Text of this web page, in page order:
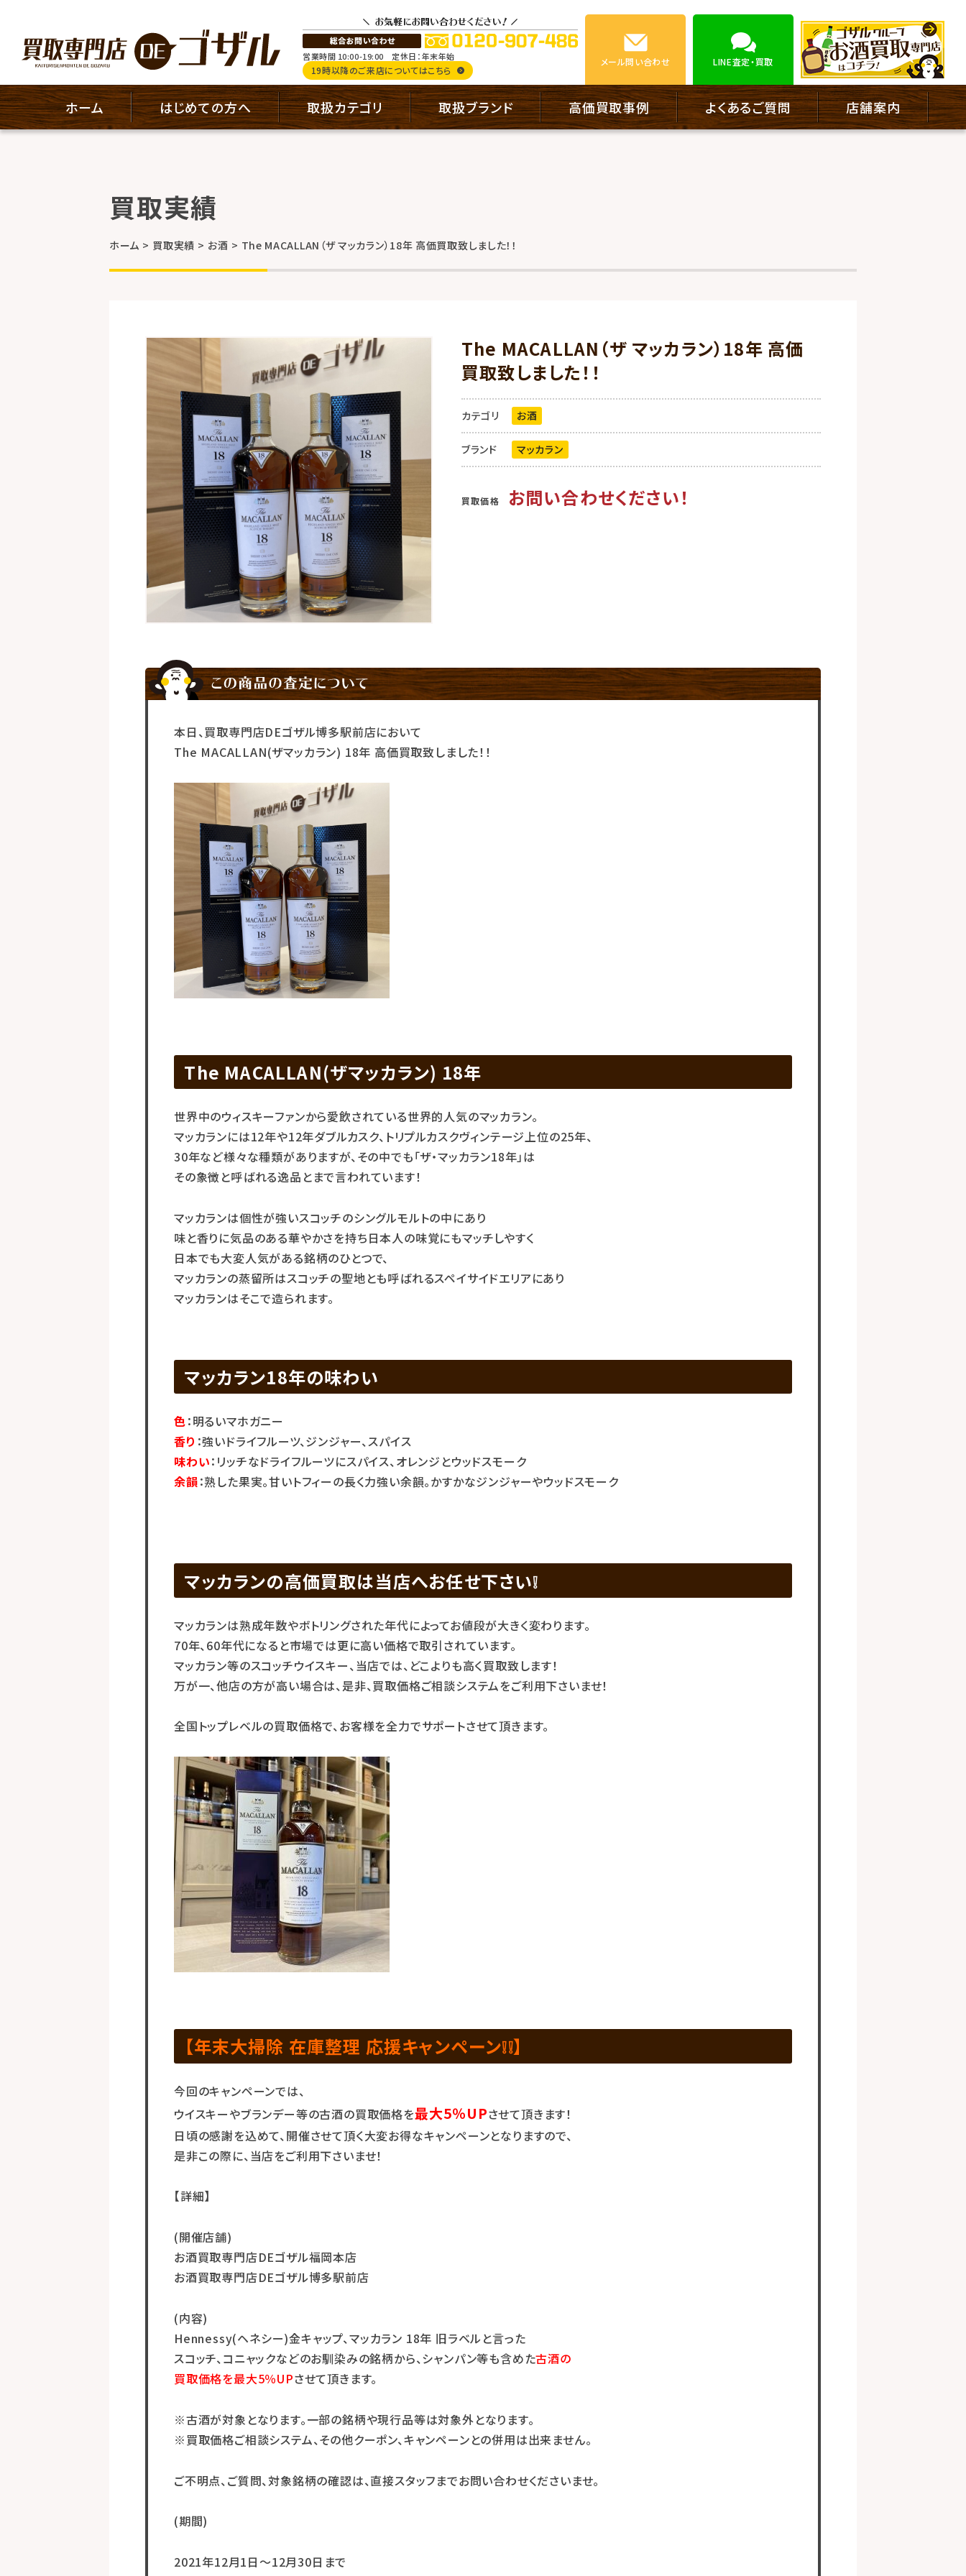
営業時間 10:00-19:00 定休日：年末年始
19時以降のご来店についてはこちら
メール問い合わせ LINE査定・買取
ホーム はじめての方へ 取扱カテゴリ 取扱ブランド 高価買取事例 よくあるご質問 店舗案内
買取実績
ホーム 買取実績 お酒 The MACALLAN（ザ マッカラン）18年 高価買取致しました！！
The MACALLAN（ザ マッカラン）18年 高価
買取致しました！！
カテゴリ お酒
ブランド マッカラン
お問い合わせください！
本日、買取専門店DEゴザル博多駅前店において
The MACALLAN(ザマッカラン) 18年 高価買取致しました！！
The MACALLAN(ザマッカラン) 18年
世界中のウィスキーファンから愛飲されている世界的人気のマッカラン。
マッカランには12年や12年ダブルカスク、トリプルカスクヴィンテージ上位の25年、
30年など様々な種類がありますが、その中でも「ザ・マッカラン18年」は
その象徴と呼ばれる逸品とまで言われています！
マッカランは個性が強いスコッチのシングルモルトの中にあり
味と香りに気品のある華やかさを持ち日本人の味覚にもマッチしやすく
日本でも大変人気がある銘柄のひとつで、
マッカランの蒸留所はスコッチの聖地とも呼ばれるスペイサイドエリアにあり
マッカランはそこで造られます。
マッカラン18年の味わい
色：明るいマホガニー
香り ：強いドライフルーツ、ジンジャー、スパイス
味わい：リッチなドライフルーツにスパイス、オレンジとウッドスモーク
余韻：熟した果実。甘いトフィーの長く力強い余韻。かすかなジンジャーやウッドスモーク
マッカランの高価買取は当店へお任せ下さい❕
マッカランは熟成年数やボトリングされた年代によってお値段が大きく変わります。
70年、60年代になると市場では更に高い価格で取引されています。
マッカラン等のスコッチウイスキー、当店では、どこよりも高く買取致します！
万が一、他店の方が高い場合は、是非、買取価格ご相談システムをご利用下さいませ！
全国トップレベルの買取価格で、お客様を全力でサポートさせて頂きます。
【年末大掃除 在庫整理 応援キャンペーン❕❕】
今回のキャンペーンでは、
ウイスキーやブランデー等の古酒の買取価格を最大5％UPさせて頂きます！
日頃の感謝を込めて、開催させて頂く大変お得なキャンペーンとなりますので、
是非この際に、当店をご利用下さいませ！
【詳細】
(開催店舗)
お酒買取専門店DEゴザル福岡本店
お酒買取専門店DEゴザル博多駅前店
(内容)
Hennessy(ヘネシー)金キャップ、マッカラン 18年 旧ラベルと言った
スコッチ、コニャックなどのお馴染みの銘柄から、シャンパン等も含めた古酒の
買取価格を最大5％UPさせて頂きます。
※古酒が対象となります。一部の銘柄や現行品等は対象外となります。
※買取価格ご相談システム、その他クーポン、キャンペーンとの併用は出来ません。
ご不明点、ご質問、対象銘柄の確認は、直接スタッフまでお問い合わせくださいませ。
(期間)
2021年12月1日～12月30日まで